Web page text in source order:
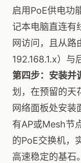
启用PoE供电功
记本电脑直连有
网访问，且从路
192.168.1.x）与
第四步：安装并
划，在预留的天
网络面板处安
有AP或Mesh节
的PoE交换机，
高速稳定的基石